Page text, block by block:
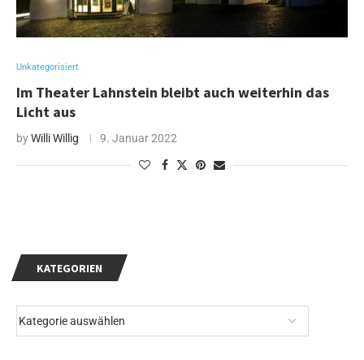
Unkategorisiert
Im Theater Lahnstein bleibt auch weiterhin das
Licht aus
byWilli Willig 9. Januar 2022
KATEGORIEN